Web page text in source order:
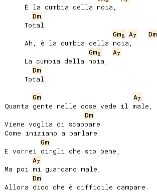
Dm
Gm6 A7
Dm
Gm6 A7
Dm
Gm
A7
Quanta gente nelle cose vede il male,
Dm
Viene voglia di scappare
Come iniziano a parlare.
Gm
E vorrei dirgli che sto bene,
A7
Ma poi mi guardano male,
Dm
Allora dico che è difficile campare.